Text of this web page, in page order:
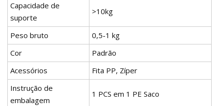
Capacidade de
suporte
>10kg
Peso bruto
0,5-1 kg
Cor
Padrão
Acessórios
Fita PP, Zíper
Instrução de
embalagem
1 PCS em 1 PE Saco